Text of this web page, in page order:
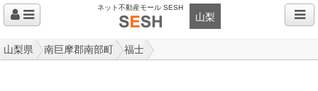
ネット不動産モール SESH
山梨
山梨県 南巨摩郡南部町 福士